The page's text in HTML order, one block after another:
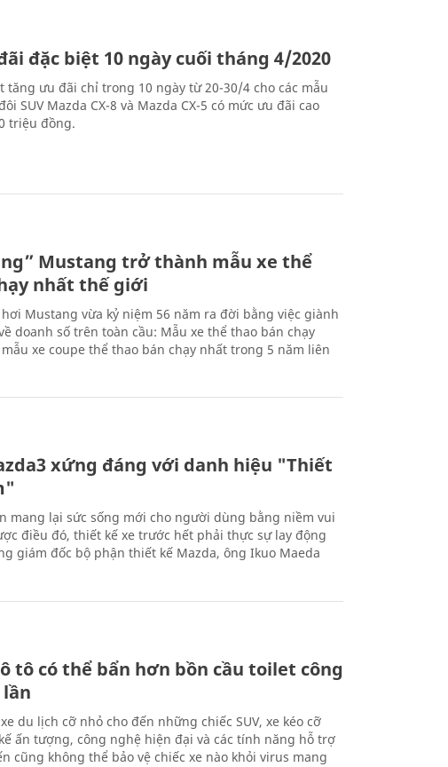
đặc biệt 10 ngày cuối tháng 4/2020
tăng ưu đãi chỉ trong 10 ngày từ 20-30/4 cho các mẫu
SUV Mazda CX-8 và Mazda CX-5 có mức ưu đãi cao
triệu đồng.
Mustang trở thành mẫu xe thể
nhất thế giới
Mustang vừa kỷ niệm 56 năm ra đời bằng việc giành
doanh số trên toàn cầu: Mẫu xe thể thao bán chạy
xe coupe thể thao bán chạy nhất trong 5 năm liên
xứng đáng với danh hiệu "Thiết
mang lại sức sống mới cho người dùng bằng niềm vui
điều đó, thiết kế xe trước hết phải thực sự lay động
giám đốc bộ phận thiết kế Mazda, ông Ikuo Maeda
tô có thể bẩn hơn bồn cầu toilet công
lần
du lịch cỡ nhỏ cho đến những chiếc SUV, xe kéo cỡ
ấn tượng, công nghệ hiện đại và các tính năng hỗ trợ
cũng không thể bảo vệ chiếc xe nào khỏi virus mang